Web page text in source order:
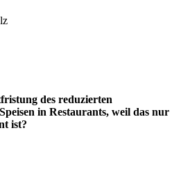
des reduzierten
in Restaurants, weil das nur
ist?